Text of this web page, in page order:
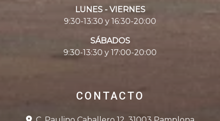
LUNES - VIERNES
9:30-13:30 y 16:30-20:00
SÁBADOS
9:30-13:30 y 17:00-20:00
CONTACTO